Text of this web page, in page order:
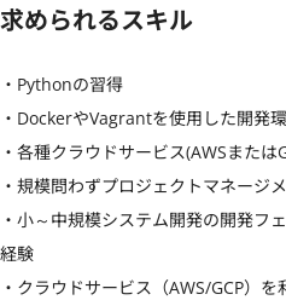
求められるスキル
・Pythonの習得
・DockerやVagrantを使用した開発
・各種クラウドサービス(AWSまた
・規模問わずプロジェクトマネージ
・小～中規模システム開発の開発フ
経験
・クラウドサービス（AWS/GCP）